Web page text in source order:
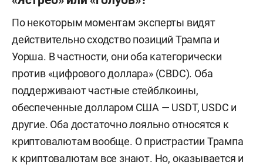
По некоторым моментам эксперты видят
действительно сходство позиций Трампа и
Уорша. В частности, они оба категорически
против «цифрового доллара» (CBDC). Оба
поддерживают частные стейблкоины,
обеспеченные долларом США — USDT, USDC и
другие. Оба достаточно лояльно относятся к
криптовалютам вообще. О пристрастии Трампа
к криптовалютам все знают. Но, оказывается и